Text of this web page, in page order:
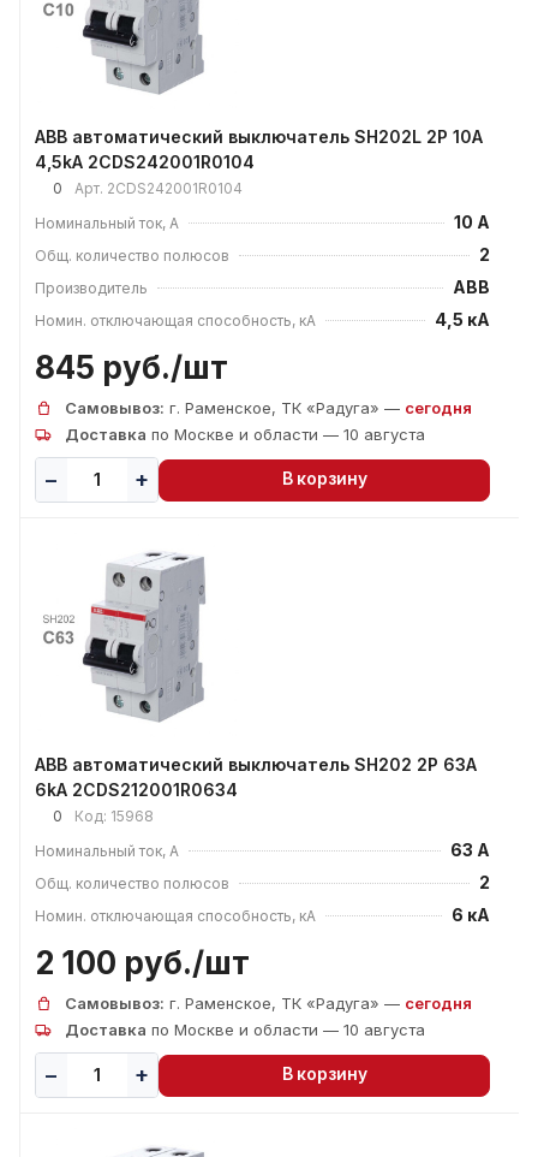
ABB автоматический выключатель SH202L 2P 10А
4,5kA 2CDS242001R0104
0 Арт. 2CDS242001R0104
Номинальный ток, А
10 А
Общ. количество полюсов 2
Производитель ABB
Номин. отключающая способность, кА 4,5 кА
845 руб./шт
Самовывоз: г. Раменское, ТК «Радуга» — сегодня
Доставка по Москве и области — 10 августа
В корзину
ABB автоматический выключатель SH202 2P 63А
6kA 2CDS212001R0634
0 Код: 15968
Номинальный ток, А
63 А
Общ. количество полюсов 2
Номин. отключающая способность, кА 6 кА
2 100 руб./шт
Самовывоз: г. Раменское, ТК «Радуга» — сегодня
Доставка по Москве и области — 10 августа
В корзину